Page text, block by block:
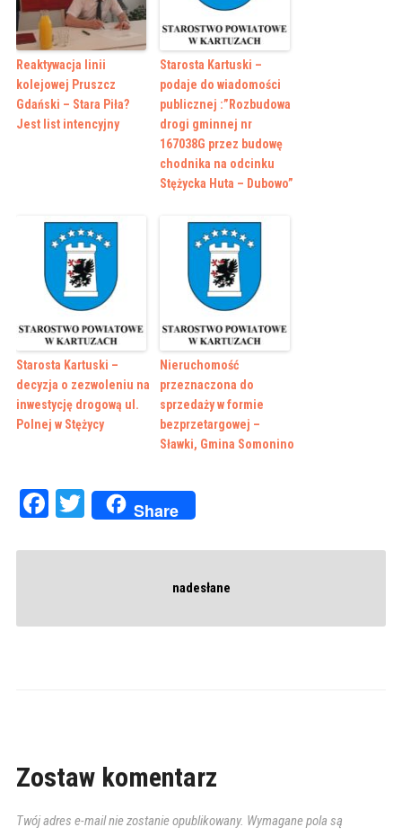
Reaktywacja linii
kolejowej Pruszcz
Gdański – Stara Piła?
Jest list intencyjny
Starosta Kartuski –
podaje do wiadomości
publicznej :”Rozbudowa
drogi gminnej nr
167038G przez budowę
chodnika na odcinku
Stężycka Huta – Dubowo”
Starosta Kartuski –
decyzja o zezwoleniu na
inwestycję drogową ul.
Polnej w Stężycy
Nieruchomość
przeznaczona do
sprzedaży w formie
bezprzetargowej –
Sławki, Gmina Somonino
Facebook
Twitter
Share
nadesłane
Zostaw komentarz
Twój adres e-mail nie zostanie opublikowany. Wymagane pola są